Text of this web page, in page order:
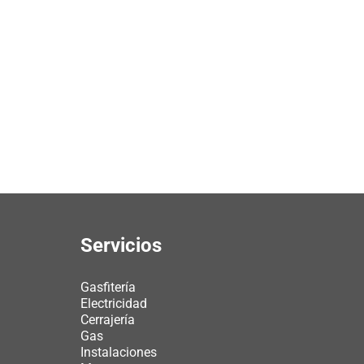
Servicios
Gasfitería
Electricidad
Cerrajería
Gas
Instalaciones